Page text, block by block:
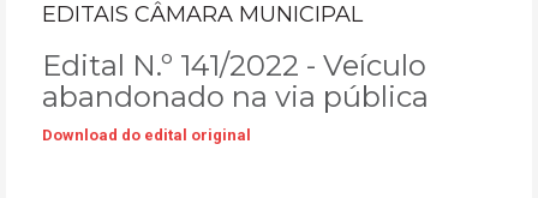
EDITAIS CÂMARA MUNICIPAL
Edital N.º 141/2022 - Veículo
abandonado na via pública
Download do edital original